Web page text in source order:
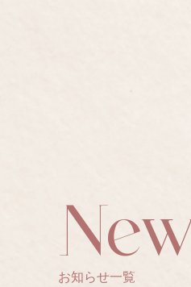
Certified
Salons /
お知らせ一覧